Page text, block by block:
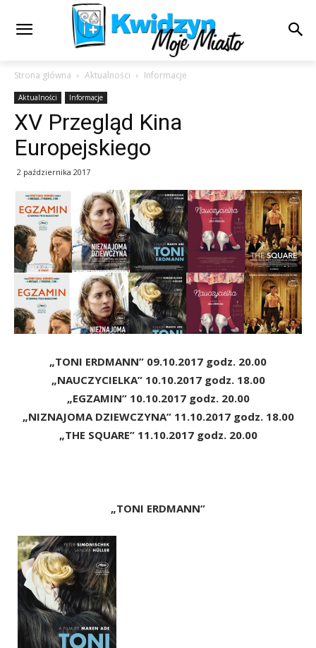
Strona główna Aktualności Informacje
Aktualności Informacje
XV Przegląd Kina
Europejskiego
2 października 2017
„TONI ERDMANN” 09.10.2017 godz. 20.00
„NAUCZYCIELKA” 10.10.2017 godz. 18.00
„EGZAMIN” 10.10.2017 godz. 20.00
„NIZNAJOMA DZIEWCZYNA” 11.10.2017 godz. 18.00
„THE SQUARE” 11.10.2017 godz. 20.00
„TONI ERDMANN”